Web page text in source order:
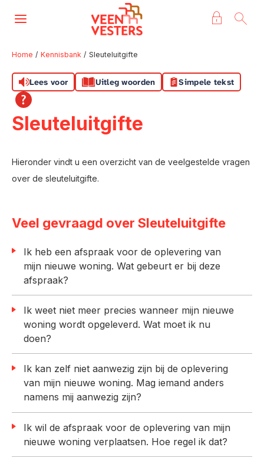
Naar hoofdinhoud
Naar hoofdnavigatiemenu
Naar zoeken
Naar de homepage
Ga naar Hoofd
Home Kennisbank Sleuteluitgifte
Lees voor Uitleg woorden Simpele tekst
Sleuteluitgifte
Hieronder vindt u een overzicht van de veelgestelde vragen
over de sleuteluitgifte.
Veel gevraagd over Sleuteluitgifte
Ik heb een afspraak voor de oplevering van
mijn nieuwe woning. Wat gebeurt er bij deze
afspraak?
Ik weet niet meer precies wanneer mijn nieuwe
woning wordt opgeleverd. Wat moet ik nu
doen?
Ik kan zelf niet aanwezig zijn bij de oplevering
van mijn nieuwe woning. Mag iemand anders
namens mij aanwezig zijn?
Ik wil de afspraak voor de oplevering van mijn
nieuwe woning verplaatsen. Hoe regel ik dat?